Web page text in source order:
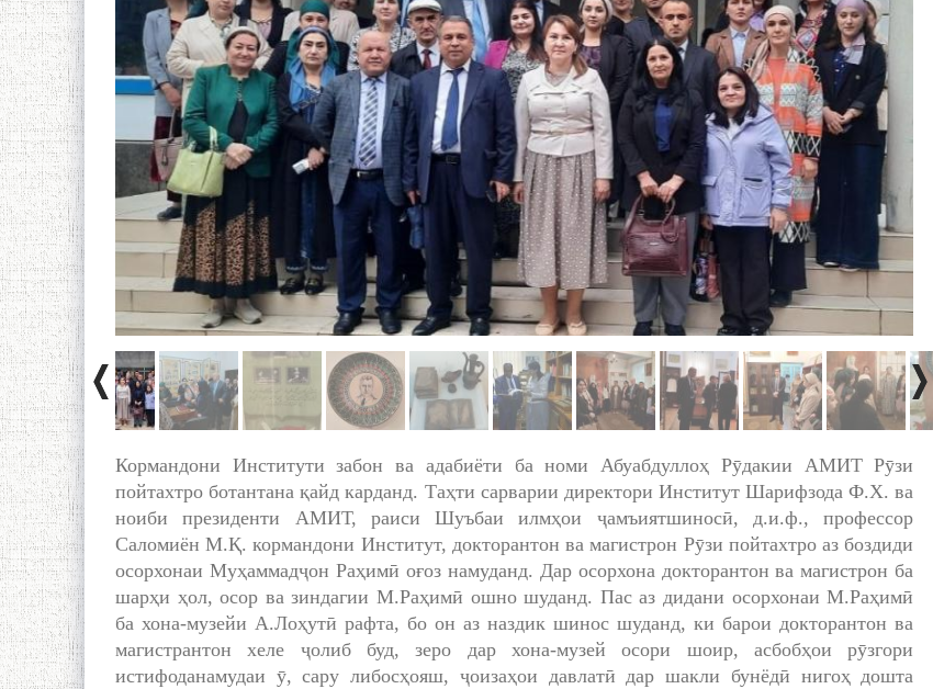
Кормандони Институти забон ва адабиёти ба номи Абуабдуллоҳ Рӯдакии АМИТ Рӯзи
пойтахтро ботантана қайд карданд. Таҳти сарварии директори Институт Шарифзода Ф.Х. ва
ноиби президенти АМИТ, раиси Шуъбаи илмҳои ҷамъиятшиносӣ, д.и.ф., профессор
Саломиён М.Қ. кормандони Институт, докторантон ва магистрон Рӯзи пойтахтро аз боздиди
осорхонаи Муҳаммадҷон Раҳимӣ оғоз намуданд. Дар осорхона докторантон ва магистрон ба
шарҳи ҳол, осор ва зиндагии М.Раҳимӣ ошно шуданд. Пас аз дидани осорхонаи М.Раҳимӣ
ба хона-музейи А.Лоҳутӣ рафта, бо он аз наздик шинос шуданд, ки барои докторантон ва
магистрантон хеле ҷолиб буд, зеро дар хона-музей осори шоир, асбобҳои рӯзгори
истифоданамудаи ӯ, сару либосҳояш, ҷоизаҳои давлатӣ дар шакли бунёдӣ нигоҳ дошта